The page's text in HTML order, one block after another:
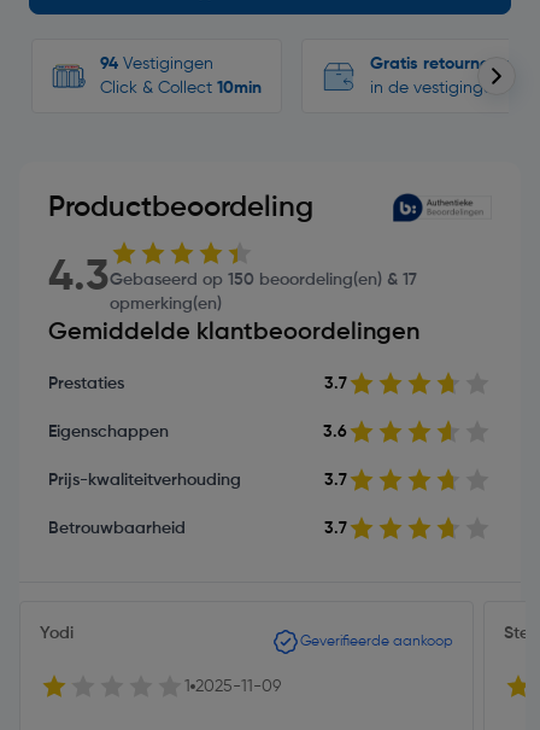
94 Vestigingen
Click & Collect 10min
Gratis retourneren
in de vestigingen
Productbeoordeling
4.3Gebaseerd op 150 beoordeling(en) & 17
opmerking(en)
Gemiddelde klantbeoordelingen
Prestaties 3.7
Eigenschappen 3.6
Prijs-kwaliteitverhouding 3.7
Betrouwbaarheid 3.7
Yodi Geverifieerde aankoop
1 2025-11-09